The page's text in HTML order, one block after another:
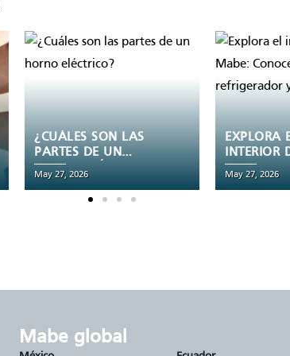
EXPLORA EL
INTERIOR DE TU
REFRI MABE:
CONOCE LAS
PARTES DE UN
May 27, 2026
AJUSTAR
VERANO
May 27, 2026
mabe global